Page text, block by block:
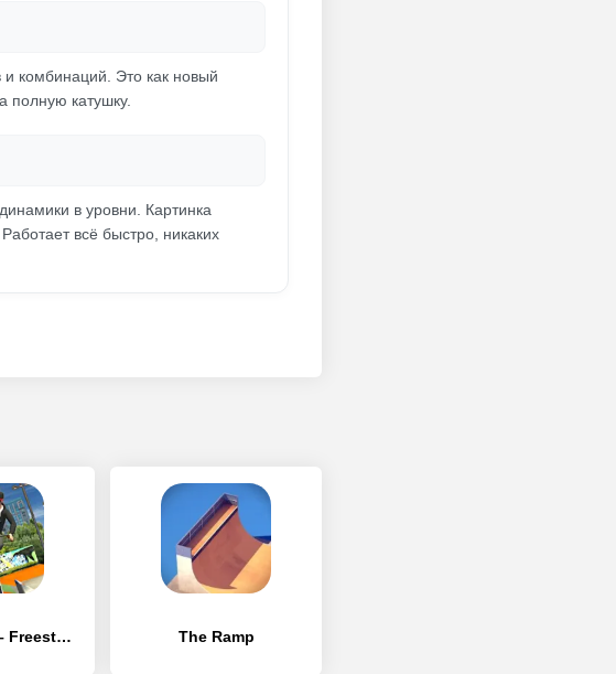
комбинаций. Это как новый
полную катушку.
в уровни. Картинка
всё быстро, никаких
BMX FE3D 2 – Freestyle Extreme 3D The Ramp